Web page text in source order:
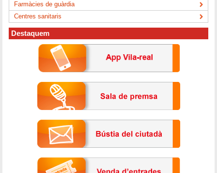
Farmàcies de guàrdia
Centres sanitaris
Destaquem